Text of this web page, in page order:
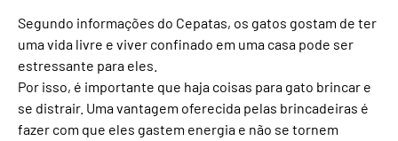
Segundo informações do Cepatas, os gatos gostam de ter
uma vida livre e viver confinado em uma casa pode ser
estressante para eles.
Por isso, é importante que haja coisas para gato brincar e
se distrair. Uma vantagem oferecida pelas brincadeiras é
fazer com que eles gastem energia e não se tornem